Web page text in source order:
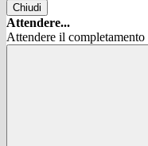
Chiudi
Attendere...
Attendere il